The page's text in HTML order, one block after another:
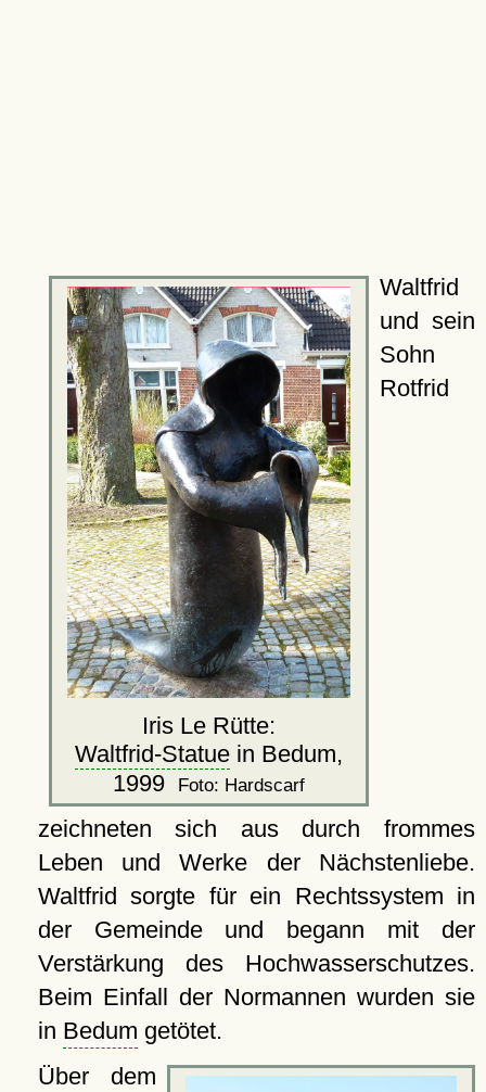
Iris Le Rütte:
Waltfrid-Statuein Bedum,
1999
Foto: Hardscarf
Waltfrid
und sein
Sohn
Rotfrid
zeichneten sich aus durch frommes
Leben und Werke der Nächstenliebe.
Waltfrid sorgte für ein Rechtssystem in
der Gemeinde und begann mit der
Verstärkung des Hochwasserschutzes.
Beim Einfall der Normannen wurden sie
in Bedum getötet.
Über dem